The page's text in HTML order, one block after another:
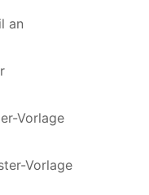
an
Vorlage
Vorlage